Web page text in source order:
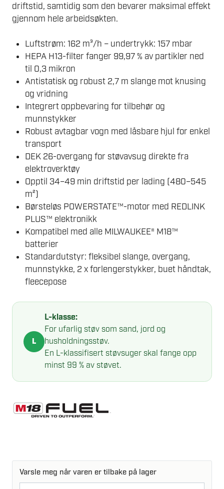
driftstid, samtidig som den bevarer maksimal effekt
gjennom hele arbeidsøkten.
Luftstrøm: 162 m³/h – undertrykk: 157 mbar
HEPA H13-filter fanger 99,97 % av partikler ned
til 0,3 mikron
Antistatisk og robust 2,7 m slange mot knusing
og vridning
Integrert oppbevaring for tilbehør og
munnstykker
Robust avtagbar vogn med låsbare hjul for enkel
transport
DEK 26-overgang for støvavsug direkte fra
elektroverktøy
Opptil 34–49 min driftstid per lading (480–545
m²)
Børsteløs POWERSTATE™-motor med REDLINK
PLUS™ elektronikk
Kompatibel med alle MILWAUKEE® M18™
batterier
Standardutstyr: fleksibel slange, overgang,
munnstykke, 2 x forlengerstykker, buet håndtak,
fleecepose
L
L-klasse:
For ufarlig støv som sand, jord og
husholdningsstøv.
En L-klassifisert støvsuger skal fange opp
minst 99 % av støvet.
Varsle meg når varen er tilbake på lager